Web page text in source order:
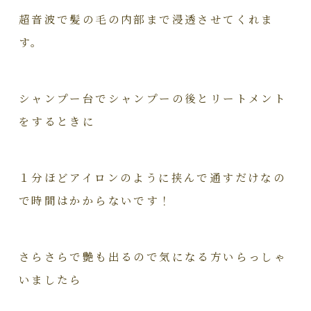
超音波で髪の毛の内部まで浸透させてくれま
す。
シャンプー台でシャンプーの後とリートメント
をするときに
１分ほどアイロンのように挟んで通すだけなの
で時間はかからないです！
さらさらで艶も出るので気になる方いらっしゃ
いましたら